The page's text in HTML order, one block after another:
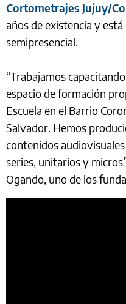
Cortometrajes Jujuy/
años de existencia y
semipresencial.
“Trabajamos
espacio de formación
Escuela en el Barrio
Salvador. Hemos
contenidos
series, unitarios y
Ogando, uno de los